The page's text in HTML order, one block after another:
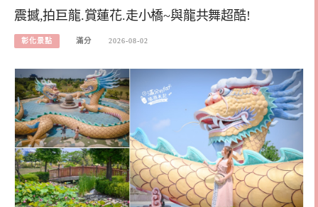
震撼,拍巨龍.賞蓮花.走小橋~與龍共舞超酷!
彰化景點 滿分 2026-08-02